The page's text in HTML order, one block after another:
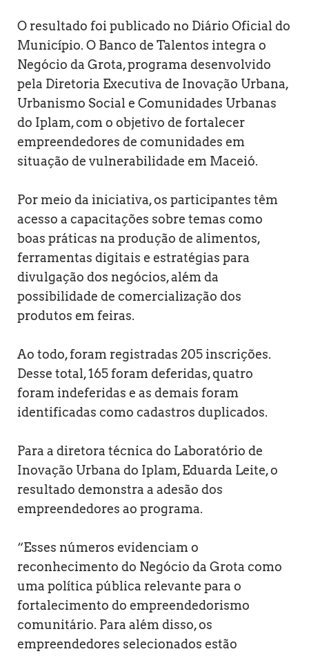
O resultado foi publicado no Diário Oficial do
Município. O Banco de Talentos integra o
Negócio da Grota, programa desenvolvido
pela Diretoria Executiva de Inovação Urbana,
Urbanismo Social e Comunidades Urbanas
do Iplam, com o objetivo de fortalecer
empreendedores de comunidades em
situação de vulnerabilidade em Maceió.
Por meio da iniciativa, os participantes têm
acesso a capacitações sobre temas como
boas práticas na produção de alimentos,
ferramentas digitais e estratégias para
divulgação dos negócios, além da
possibilidade de comercialização dos
produtos em feiras.
Ao todo, foram registradas 205 inscrições.
Desse total, 165 foram deferidas, quatro
foram indeferidas e as demais foram
identificadas como cadastros duplicados.
Para a diretora técnica do Laboratório de
Inovação Urbana do Iplam, Eduarda Leite, o
resultado demonstra a adesão dos
empreendedores ao programa.
“Esses números evidenciam o
reconhecimento do Negócio da Grota como
uma política pública relevante para o
fortalecimento do empreendedorismo
comunitário. Para além disso, os
empreendedores selecionados estão